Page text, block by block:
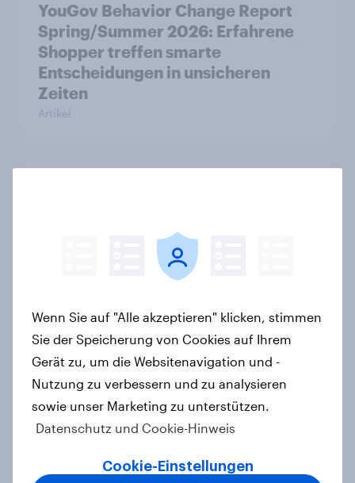
YouGov Behavior Change Report
Spring/Summer 2026: Erfahrene
Shopper treffen smarte
Entscheidungen in unsicheren
Zeiten
Artikel
GLP-1 und Abnehm-Medikamente:
den FMCG-Sektor umgestalten
Artikel
Balea ist YouGovs Biggest Buzz
Wenn Sie auf "Alle akzeptieren" klicken, stimmen
Sie der Speicherung von Cookies auf Ihrem
Gerät zu, um die Websitenavigation und -
Nutzung zu verbessern und zu analysieren
sowie unser Marketing zu unterstützen.
Datenschutz und Cookie-Hinweis
Cookie-Einstellungen